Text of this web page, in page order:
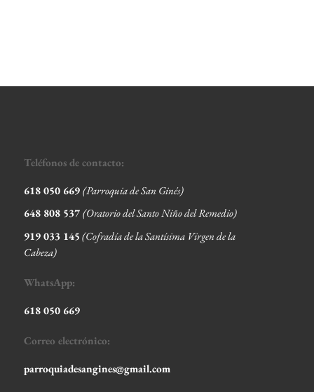
Teléfonos de contacto:
618 050 669(Parroquia de San Ginés)
648 808 537(Oratorio del Santo Niño del Remedio)
919 033 145 (Cofradía de la Santísima Virgen de la
Cabeza)
WhatsApp:
618 050 669
Correo electrónico:
parroquiadesangines@gmail.com